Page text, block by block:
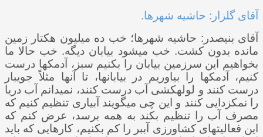
آقای گلزار: حاشیه شهرها.
آقای بنی­صدر: حاشیه شهرها؛ خب ده میلیون هکتار زمین
مانده بدون کشت. خب می­شود بیابان دیگه. خب حالا ما
بخواهیم این سرزمین بیابان را بکنیم سبز، آدمک­ها درست
کنیم، آدمک­ها را بیاوریم در بیابان­ها، تا آنها مثلاً جویبار
درست کنند و لوله­کشی آب درست کنند، نمی­دانم آب دریا
را نمک­زدایی کنند و این چی می­گویند آبیاری تنظیم کنیم که
مصرف آب را تنظیم بکند به همه برسد، عرض کنم که
این فعالیت­های کشاورزی آب­بر را کم بکنیم، کارهایی که باید